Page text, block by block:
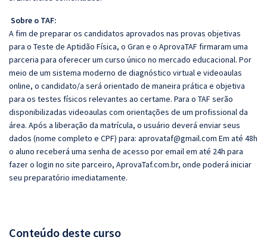
Sobre o TAF:
A fim de preparar os candidatos aprovados nas provas objetivas
para o Teste de Aptidão Física, o Gran e o AprovaTAF firmaram uma
parceria para oferecer um curso único no mercado educacional. Por
meio de um sistema moderno de diagnóstico virtual e videoaulas
online, o candidato/a será orientado de maneira prática e objetiva
para os testes físicos relevantes ao certame. Para o TAF serão
disponibilizadas videoaulas com orientações de um profissional da
área. Após a liberação da matrícula, o usuário deverá enviar seus
dados (nome completo e CPF) para: aprovataf@gmail.com Em até 48h
o aluno receberá uma senha de acesso por email em até 24h para
fazer o login no site parceiro, AprovaTaf.com.br, onde poderá iniciar
seu preparatório imediatamente.
Conteúdo deste curso